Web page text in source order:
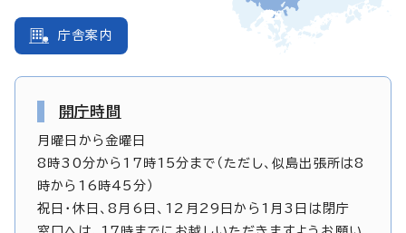
庁舎案内
開庁時間
月曜日から金曜日
8時30分から17時15分まで（ただし、似島出張所は8
時から16時45分）
祝日・休日、8月6日、12月29日から1月3日は閉庁